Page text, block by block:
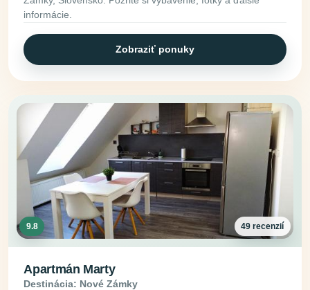
informácie.
Zobraziť ponuky
9.8 49 recenzií
Apartmán Marty
Destinácia: Nové Zámky